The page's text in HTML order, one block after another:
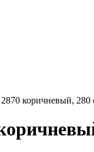
коричневый, 280